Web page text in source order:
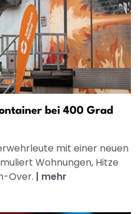
bei 400 Grad
mit einer neuen
Wohnungen, Hitze
Over. | mehr